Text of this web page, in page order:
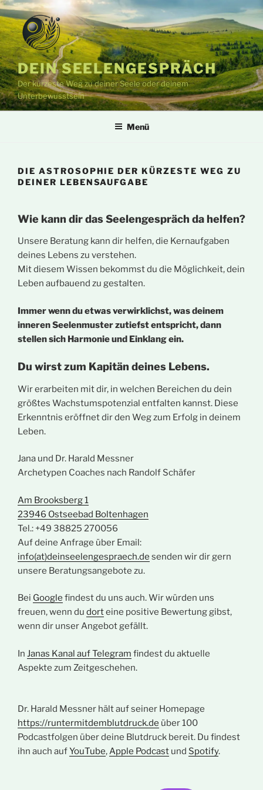
Zum
Inhalt
springen
DEIN SEELENGESPRÄCH
Der kürzeste Weg zu deiner Seele oder deinem
Unterbewusstsein
Menü
DIE ASTROSOPHIE DER KÜRZESTE WEG ZU
DEINER LEBENSAUFGABE
Wie kann dir das Seelengespräch da helfen?
Unsere Beratung kann dir helfen, die Kernaufgaben
deines Lebens zu verstehen.
Mit diesem Wissen bekommst du die Möglichkeit, dein
Leben aufbauend zu gestalten.
Immer wenn du etwas verwirklichst, was deinem
inneren Seelenmuster zutiefst entspricht, dann
stellen sich Harmonie und Einklang ein.
Du wirst zum Kapitän deines Lebens.
Wir erarbeiten mit dir, in welchen Bereichen du dein
größtes Wachstumspotenzial entfalten kannst. Diese
Erkenntnis eröffnet dir den Weg zum Erfolg in deinem
Leben.
Jana und Dr. Harald Messner
Archetypen Coaches nach Randolf Schäfer
Am Brooksberg 1
23946 Ostseebad Boltenhagen
Tel.: +49 38825 270056
Auf deine Anfrage über Email:
info(at)deinseelengespraech.de senden wir dir gern
unsere Beratungsangebote zu.
Bei Google findest du uns auch. Wir würden uns
freuen, wenn du dorteine positive Bewertung gibst,
wenn dir unser Angebot gefällt.
In Janas Kanal auf Telegram findest du aktuelle
Aspekte zum Zeitgeschehen.
Dr. Harald Messner hält auf seiner Homepage
https://runtermitdemblutdruck.de über 100
Podcastfolgen über deine Blutdruck bereit. Du findest
ihn auch aufYouTube,Apple Podcast und Spotify.